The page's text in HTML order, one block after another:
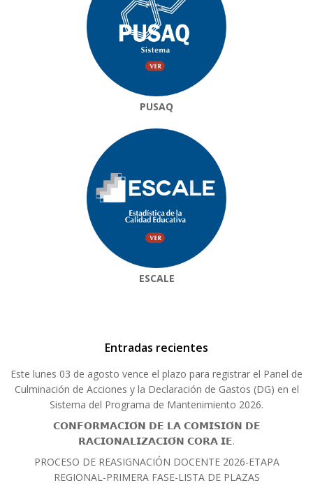
PUSAQ
ESCALE
Entradas recientes
Este lunes 03 de agosto vence el plazo para registrar el Panel de
Culminación de Acciones y la Declaración de Gastos (DG) en el
Sistema del Programa de Mantenimiento 2026.
𝗖𝗢𝗡𝗙𝗢𝗥𝗠𝗔𝗖𝗜𝗢́𝗡 𝗗𝗘 𝗟𝗔 𝗖𝗢𝗠𝗜𝗦𝗜𝗢́𝗡 𝗗𝗘
𝗥𝗔𝗖𝗜𝗢𝗡𝗔𝗟𝗜𝗭𝗔𝗖𝗜𝗢́𝗡 𝗖𝗢𝗥𝗔 𝗜𝗘.
PROCESO DE REASIGNACIÓN DOCENTE 2026-ETAPA
REGIONAL-PRIMERA FASE-LISTA DE PLAZAS